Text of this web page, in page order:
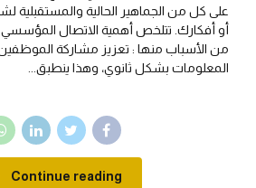
على كل من الجماهير الحالية والمستقبلية
أو أفكارك. تتلخص أهمية الاتصال
من الأسباب منها : تعزيز مشاركة
المعلومات بشكل ثانوي، وهذا ينطبق...
Continue reading